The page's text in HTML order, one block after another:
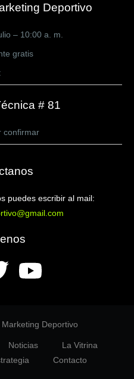
Deportivo
– 10:00 a. m.
gratis
# 81
confirmar
puedes escribir al mail:
Deportivo
Noticias
La Vitrina
Contacto